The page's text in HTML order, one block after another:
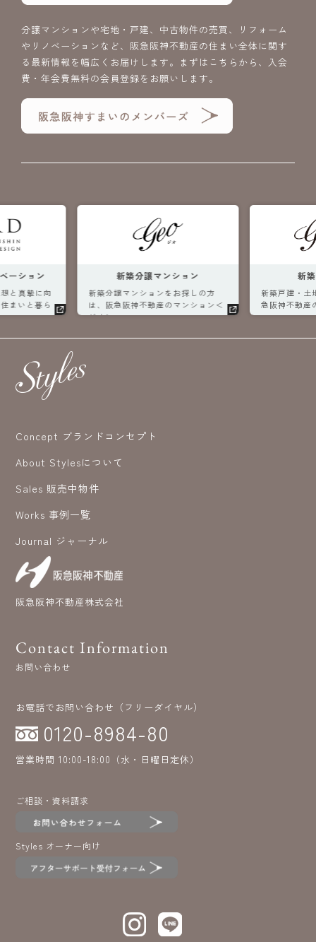
分譲マンションや宅地・戸建、中古物件の売買、リフォーム
やリノベーションなど、阪急阪神不動産の住まい全体に関す
る最新情報を幅広くお届けします。まずはこちらから、入会
費・年会費無料の会員登録をお願いします。
ーション
と真摯に向
まいと暮ら
新築分譲マンション
新築分譲マンションをお探しの方
は、阪急阪神不動産のマンション＜
ジオ＞へ。
新
新築戸建・土
急阪神不動産
へ。
Concept ブランドコンセプト
About Stylesについて
Sales 販売中物件
Works 事例一覧
Journal ジャーナル
阪急阪神不動産株式会社
Contact Information
お問い合わせ
お電話でお問い合わせ（フリーダイヤル）
0120-8984-80
営業時間 10:00-18:00（水・日曜日定休）
ご相談・資料請求
Styles オーナー向け